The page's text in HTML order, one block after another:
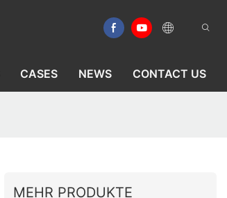
CASES NEWS CONTACT US
MEHR PRODUKTE